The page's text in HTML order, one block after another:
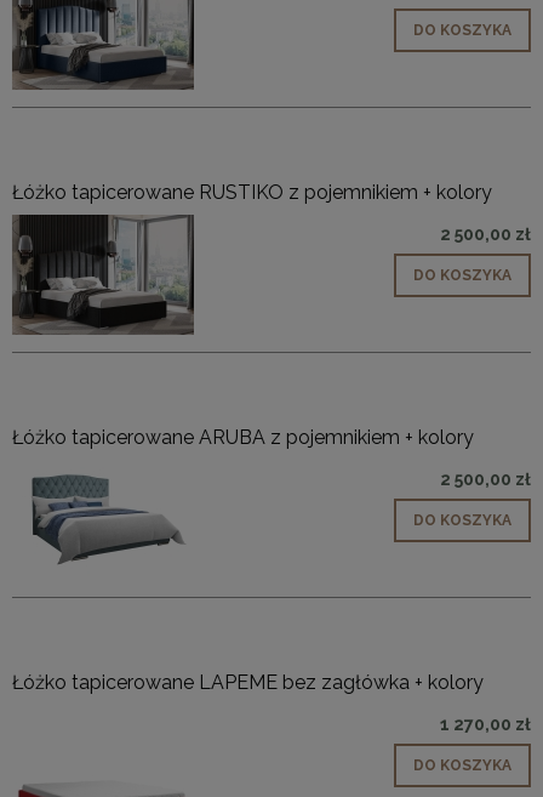
DO KOSZYKA
Łóżko tapicerowane RUSTIKO z pojemnikiem + kolory
2 500,00 zł
DO KOSZYKA
Łóżko tapicerowane ARUBA z pojemnikiem + kolory
2 500,00 zł
DO KOSZYKA
Łóżko tapicerowane LAPEME bez zagłówka + kolory
1 270,00 zł
DO KOSZYKA